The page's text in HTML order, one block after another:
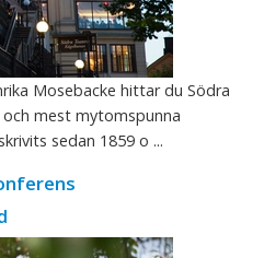
Mosebacke hittar du Södra
mest mytomspunna
sedan 1859 o ...